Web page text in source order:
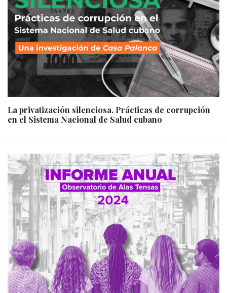
La privatización silenciosa. Prácticas de corrupción
en el Sistema Nacional de Salud cubano